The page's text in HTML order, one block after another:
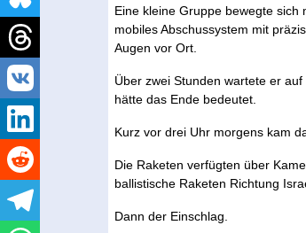
Eine kleine Gruppe bewegte
mobiles Abschussystem mit
Augen vor Ort.
Über zwei Stunden wartete er
hätte das Ende bedeutet.
Kurz vor drei Uhr morgens kam
Die Raketen verfügten über
ballistische Raketen Richtung
Dann der Einschlag.